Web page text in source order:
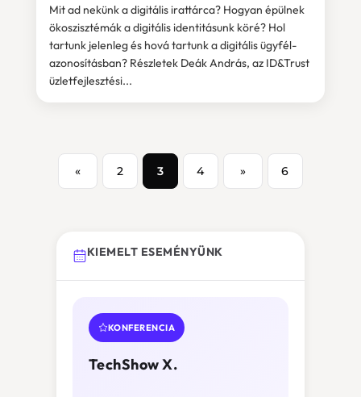
Mit ad nekünk a digitális irattárca? Hogyan épülnek
ökoszisztémák a digitális identitásunk köré? Hol
tartunk jelenleg és hová tartunk a digitális ügyfél-
azonosításban? Részletek Deák András, az ID&Trust
üzletfejlesztési...
« 2 3 4 » 6
KIEMELT ESEMÉNYÜNK
KONFERENCIA
TechShow X.